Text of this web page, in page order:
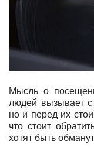
Мысль о
людей вызывает
но и перед их
что стоит
хотят быть